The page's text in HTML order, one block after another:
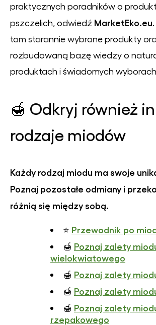
praktycznych poradników o
pszczelich, odwiedź MarketEko.eu
tam starannie wybrane produkty
rozbudowaną bazę wiedzy o
produktach i świadomych wyborach.
🍯 Odkryj również
rodzaje miodów
Każdy rodzaj miodu ma swoje
Poznaj pozostałe odmiany i
różnią się między sobą.
⭐ Przewodnik po
🍯 Poznaj zalety
wielokwiatowego
🍯 Poznaj zalety
🍯 Poznaj zalety
🍯 Poznaj zalety
rzepakowego